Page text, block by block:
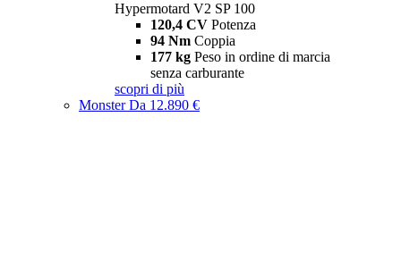
Hypermotard V2 SP 100
120,4 CV Potenza
94 Nm Coppia
177 kg Peso in ordine di marcia
senza carburante
scopri di più
MonsterDa 12.890 €